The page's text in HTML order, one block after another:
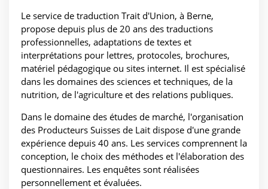
Le service de traduction Trait d'Union, à Berne,
propose depuis plus de 20 ans des traductions
professionnelles, adaptations de textes et
interprétations pour lettres, protocoles, brochures,
matériel pédagogique ou sites internet. Il est spécialisé
dans les domaines des sciences et techniques, de la
nutrition, de l'agriculture et des relations publiques.
Dans le domaine des études de marché, l'organisation
des Producteurs Suisses de Lait dispose d'une grande
expérience depuis 40 ans. Les services comprennent la
conception, le choix des méthodes et l'élaboration des
questionnaires. Les enquêtes sont réalisées
personnellement et évaluées.